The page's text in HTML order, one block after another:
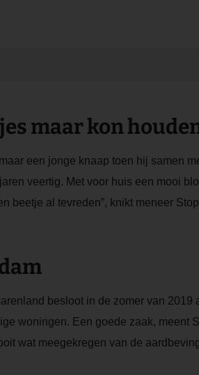
maar kon
een jonge knaap toen hij
veertig. Met voor huis een mooi
beetje al tevreden”, knikt meneer
besloot in de zomer van
woningen. Een goede zaak, meent
wat meegekregen van de